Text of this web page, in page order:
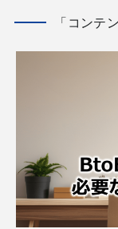
「コンテ